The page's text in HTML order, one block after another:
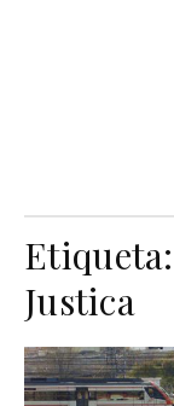
Etiqueta:
Justica